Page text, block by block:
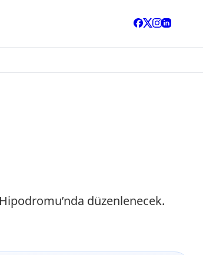
düzenlenecek.